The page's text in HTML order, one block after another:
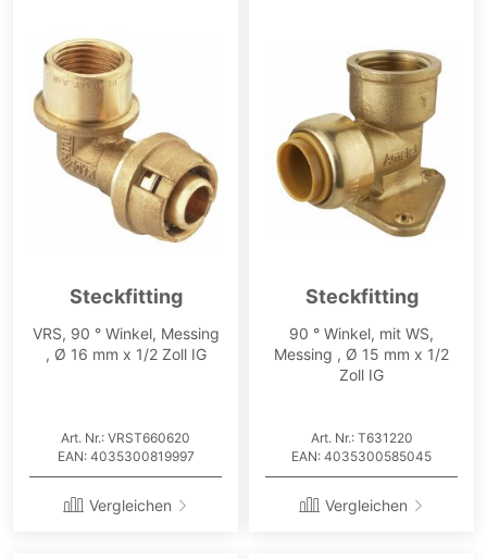
Steckfitting
VRS, 90 ° Winkel, Messing
, Ø 16 mm x 1/2 Zoll IG
Art. Nr.: VRST660620
EAN: 4035300819997
Vergleichen
Steckfitting
90 ° Winkel, mit WS,
Messing , Ø 15 mm x 1/2
Zoll IG
Art. Nr.: T631220
EAN: 4035300585045
Vergleichen